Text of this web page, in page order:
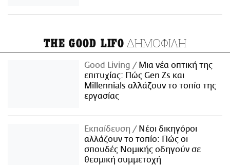
THE GOOD LIFO ΔΗΜΟΦΙΛΗ
Good Living
Μια νέα οπτική της
επιτυχίας: Πώς Gen Zs και
Millennials αλλάζουν το τοπίο της
εργασίας
Εκπαίδευση
Νέοι δικηγόροι
αλλάζουν το τοπίο: Πώς οι
σπουδές Νομικής οδηγούν σε
θεσμική συμμετοχή